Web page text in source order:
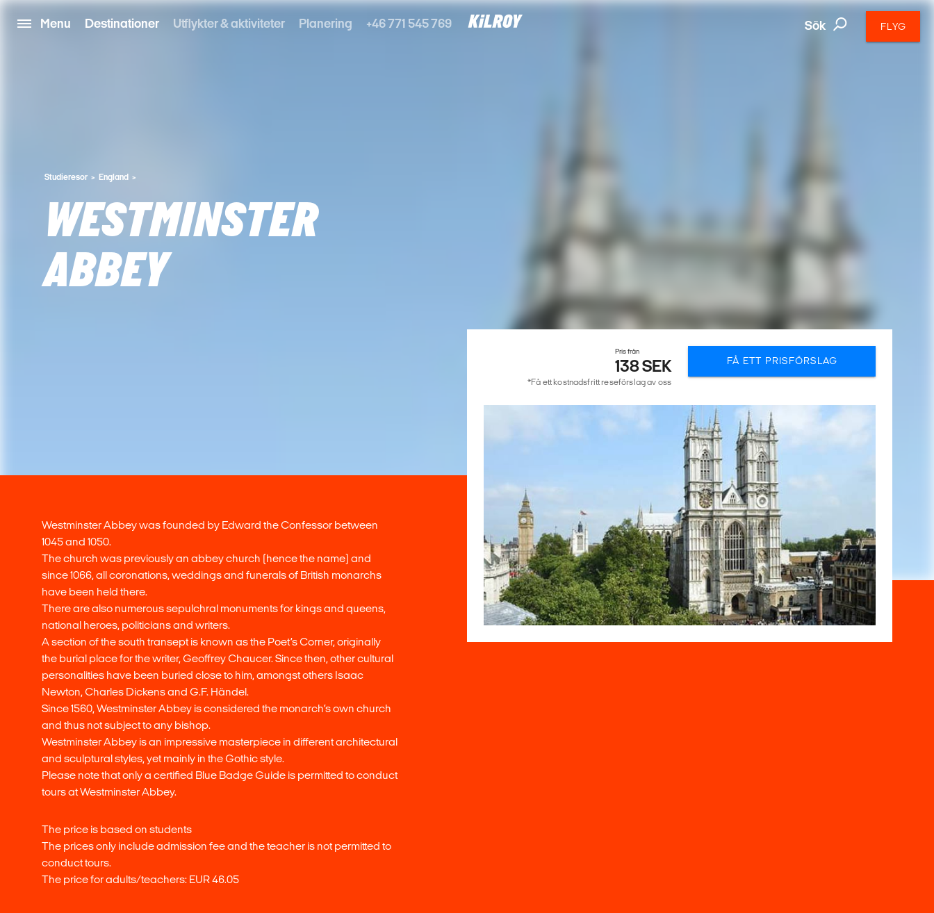
Menu Destinationer Utflykter & aktiviteter Planering +46 771 545 769 Sök FLYG
Studieresor England
WESTMINSTER
ABBEY
Westminster Abbey was founded by Edward the Confessor between
1045 and 1050.
The church was previously an abbey church (hence the name) and
since 1066, all coronations, weddings and funerals of British monarchs
have been held there.
There are also numerous sepulchral monuments for kings and queens,
national heroes, politicians and writers.
A section of the south transept is known as the Poet’s Corner, originally
the burial place for the writer, Geoffrey Chaucer. Since then, other cultural
personalities have been buried close to him, amongst others Isaac
Newton, Charles Dickens and G.F. Händel.
Since 1560, Westminster Abbey is considered the monarch’s own church
and thus not subject to any bishop.
Westminster Abbey is an impressive masterpiece in different architectural
and sculptural styles, yet mainly in the Gothic style.
Please note that only a certified Blue Badge Guide is permitted to conduct
tours at Westminster Abbey.
The price is based on students
The prices only include admission fee and the teacher is not permitted to
conduct tours.
The price for adults/teachers: EUR 46.05
Pris från
138 SEK
*Få ett kostnadsfritt reseförslag av oss
FÅ ETT PRISFÖRSLAG